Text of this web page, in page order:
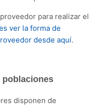
para realizar el
ver la forma de
desde aquí.
poblaciones
disponen de